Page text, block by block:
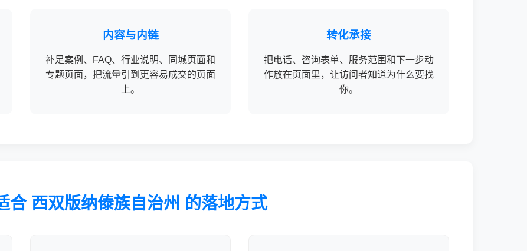
内容与内链
补足案例、FAQ、行业说明、同城页面和
专题页面，把流量引到更容易成交的页面
上。
转化承接
把电话、咨询表单、服务范围和下一步动
作放在页面里，让访问者知道为什么要找
你。
合 西双版纳傣族自治州 的落地方式